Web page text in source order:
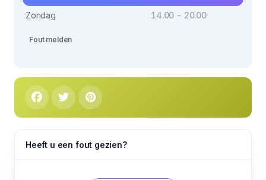
Zondag 14.00 - 20.00
Fout melden
Heeft u een fout gezien?